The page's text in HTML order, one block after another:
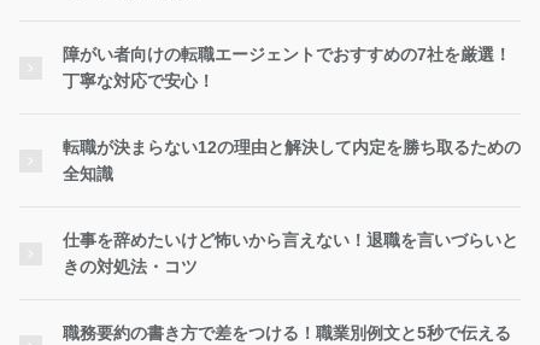
障がい者向けの転職エージェントでおすすめの7社を厳選！
丁寧な対応で安心！
転職が決まらない12の理由と解決して内定を勝ち取るための
全知識
仕事を辞めたいけど怖いから言えない！退職を言いづらいと
きの対処法・コツ
職務要約の書き方で差をつける！職業別例文と5秒で伝える